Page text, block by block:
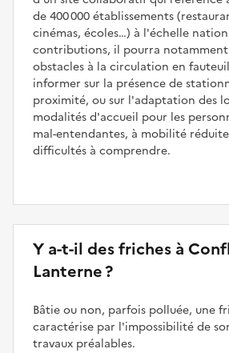
de 400 000 établissements
cinémas, écoles…) à l'échelle
contributions, il pourra notamment
obstacles à la circulation en
informer sur la présence de
proximité, ou sur l'adaptation des
modalités d'accueil pour les
mal-entendantes, à mobilité
difficultés à comprendre.
Y a-t-il des friches à
Lanterne ?
Bâtie ou non, parfois polluée, une
caractérise par l'impossibilité de
travaux préalables.